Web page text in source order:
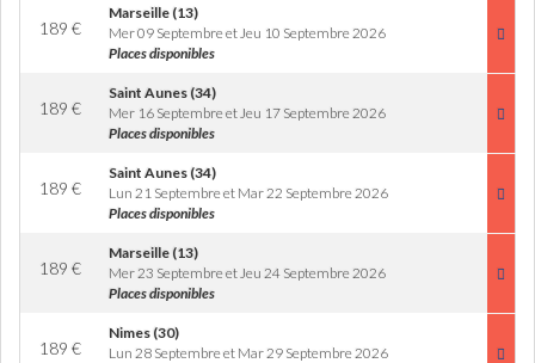
189 €
Marseille (13)
Mer 09 Septembre et Jeu 10 Septembre 2026
Places disponibles
189 €
Saint Aunes (34)
Mer 16 Septembre et Jeu 17 Septembre 2026
Places disponibles
189 €
Saint Aunes (34)
Lun 21 Septembre et Mar 22 Septembre 2026
Places disponibles
189 €
Marseille (13)
Mer 23 Septembre et Jeu 24 Septembre 2026
Places disponibles
189 €
Nimes (30)
Lun 28 Septembre et Mar 29 Septembre 2026